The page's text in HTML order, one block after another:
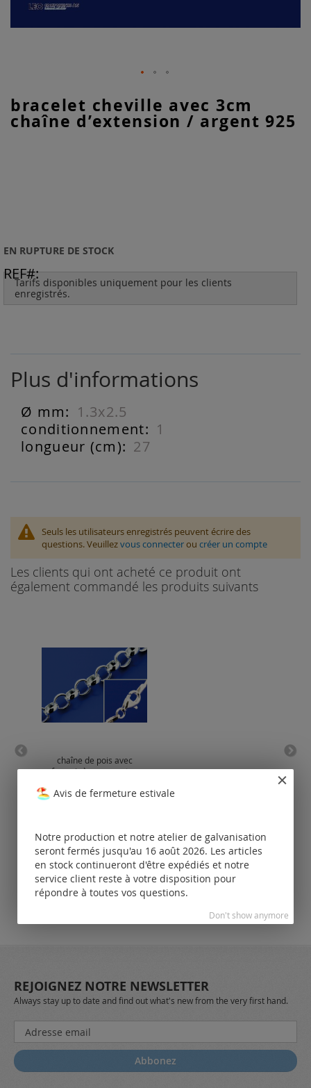
bracelet cheville avec 3cm
chaîne d’extension / argent 925
Tarifs disponibles uniquement pour les clients
enregistrés.
EN RUPTURE DE STOCK
REF
to
the
beginning
Plus d'informations
Plus
d'informations
1.3x2.5
1
27
Seuls les utilisateurs enregistrés peuvent écrire des
questions. Veuillezvous connecterou créer un compte
Les clients qui ont acheté ce produit ont
également commandé les produits suivants
chaîne de pois avec
fermoir à mousqueton
pour les clients
enregistrés.
REJOIGNEZ NOTRE NEWSLETTER
Always stay up to date and find out what's new from the very first hand.
Inscription
à
notre
lettre
Abbonez
Avis de fermeture estivale
Notre production et notre atelier de galvanisation
seront fermés jusqu'au 16 août 2026. Les articles
en stock continueront d'être expédiés et notre
service client reste à votre disposition pour
répondre à toutes vos questions.
Don't show anymore